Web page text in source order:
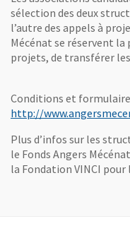
sélection des deux
l’autre des appels à
Mécénat se réservent
projets, de transférer
Conditions et
http://
Plus d’infos sur les
le Fonds Angers
la Fondation VINCI pour